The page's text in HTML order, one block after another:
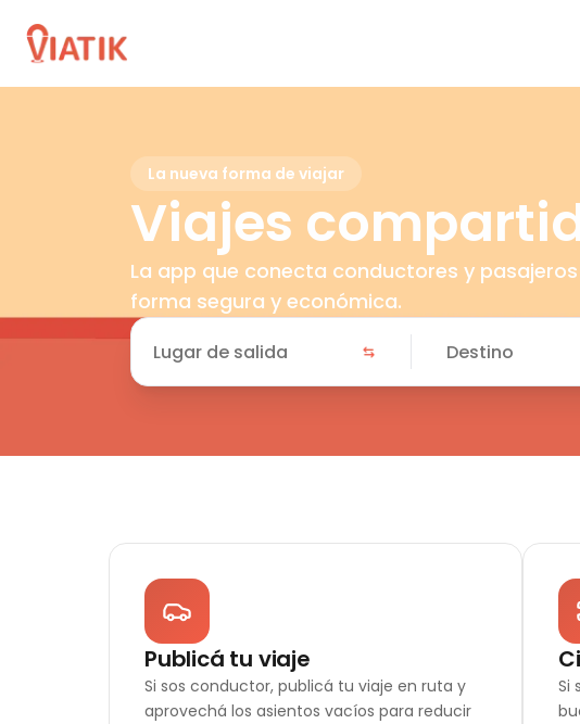
La nueva forma de viajar
Viajes
La app que conecta conductores y
forma segura y económica.
Publicá tu viaje
Si sos conductor, publicá tu viaje en ruta y
aprovechá los asientos vacíos para reducir
Si